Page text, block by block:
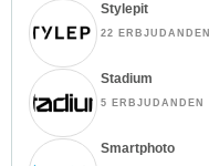
Stylepit
22 ERBJUDANDEN
Stadium
5 ERBJUDANDEN
Smartphoto